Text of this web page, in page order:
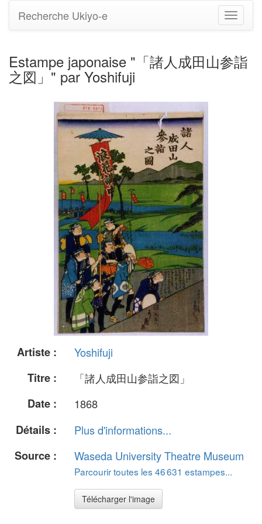
Basculer
la
Recherche Ukiyo-e
Estampe japonaise "「諸人成田山参詣
之図」" par Yoshifuji
Artiste :
Yoshifuji
Titre :
「諸人成田山参詣之図」
Date :
1868
Détails :
Plus d'informations...
Source :
Waseda University Theatre Museum
Parcourir toutes les 46 631 estampes...
Télécharger l'image